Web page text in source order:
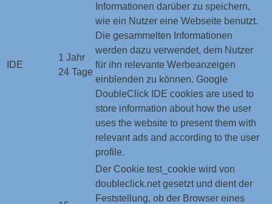
IDE
1 Jahr
24 Tage
Informationen darüber zu speichern,
wie ein Nutzer eine Webseite benutzt.
Die gesammelten Informationen
werden dazu verwendet, dem Nutzer
für ihn relevante Werbeanzeigen
einblenden zu können. Google
DoubleClick IDE cookies are used to
store information about how the user
uses the website to present them with
relevant ads and according to the user
profile.
Der Cookie test_cookie wird von
doubleclick.net gesetzt und dient der
Feststellung, ob der Browser eines